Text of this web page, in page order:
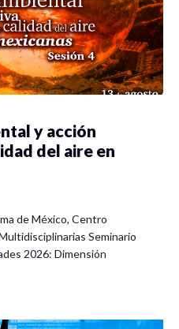
y acción
del aire en
de México, Centro
Seminario
2026: Dimensión